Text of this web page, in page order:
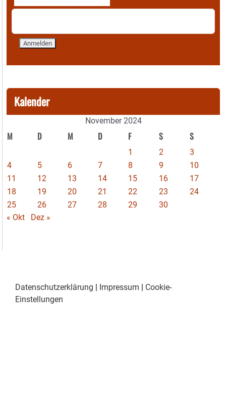
Kalender
November 2024
M D M D F S S
1 2
3
4
5 6 7 8 9
10
11
12 13 14 15 16
17
18
19 20 21 22 23
24
25
26 27 28 29
30
« Okt
Dez »
Datenschutzerklärung | Impressum | Cookie-
Einstellungen